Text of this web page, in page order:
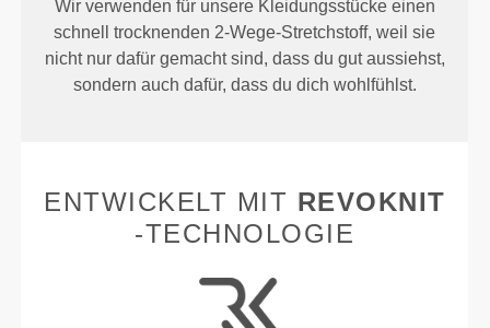
Wir verwenden für unsere Kleidungsstücke einen
schnell trocknenden 2-Wege-Stretchstoff, weil sie
nicht nur dafür gemacht sind, dass du gut aussiehst,
sondern auch dafür, dass du dich wohlfühlst.
ENTWICKELT MIT REVOKNIT
-TECHNOLOGIE